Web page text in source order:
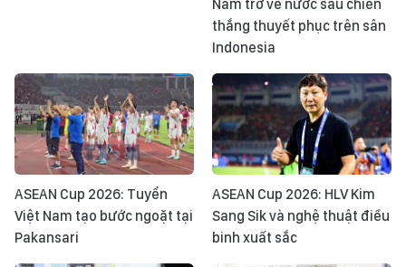
Nam trở về nước sau chiến
thắng thuyết phục trên sân
Indonesia
ASEAN Cup 2026: Tuyển
Việt Nam tạo bước ngoặt tại
Pakansari
ASEAN Cup 2026: HLV Kim
Sang Sik và nghệ thuật điều
binh xuất sắc